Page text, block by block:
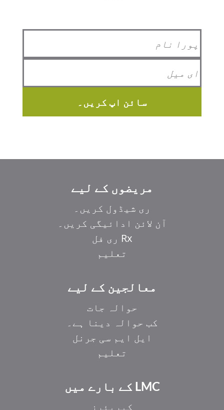
سائن اپ کریں۔
مریضوں کے لیے
ری شیڈول کریں۔
آن لائن ادائیگی کریں۔
Rx ری فل
تعلیم
معالجین کے لیے
حوالہ جات
کب حوالہ دینا ہے۔
ایل ایم سی جرنل
تعلیم
LMC کے بارے میں
کیریئرز